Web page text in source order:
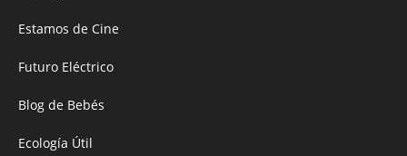
Estamos de Cine
Futuro Eléctrico
Blog de Bebés
Ecología Útil